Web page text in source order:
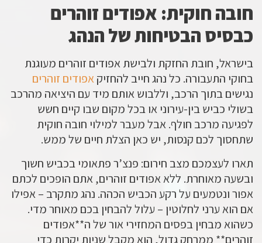
חובה חוקית: אפודים זוהרים
כבסיס הבטיחות של הנהג
בישראל, חובת החזקת ולבישתאפודים זוהרים מעוגנת
בחוקי התעבורה. כל נהג חייב להחזיקאפודים זוהרים
נגישים בתוך הרכב, וללבוש אותם מיד עם היציאה מהרכב
בשולי כביש בין-עירוני או בכל מקום שבו קיים חשש
לפגיעה מרכב חולף. אבל מעבר למילוי חובה חוקית
שתחסוך לכם קנסות, יש כאן הצלת חיים של ממש.
תארו לעצמכם מצב חירום: פנצ’ר פתאומי בכביש חשוך
ובשעה מאוחרת. ללאאפודים זוהרים, אתם הופכים לכתם
אפור ונטמעים על רקע הכביש הכהה. נהג מתקרב – אפילו
אם הוא ערני לחלוטין – עלול להבחין בכם מאוחר מדי.
כשהוא מבחין בפסים המחזירי אור של ה**אפודים
זוהרים** ממרחק גדול, הוא מקבל שניות יקרות כדי